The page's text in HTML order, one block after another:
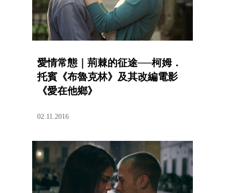
愛情常態｜荊棘的征途──柯姆．
托賓《布魯克林》及其改編電影
《愛在他鄉》
02.11.2016